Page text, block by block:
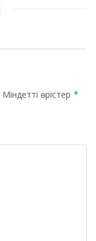
Міндетті өрістер *